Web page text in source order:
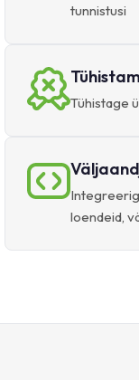
tunnistusi
Tühistage
loendeid,